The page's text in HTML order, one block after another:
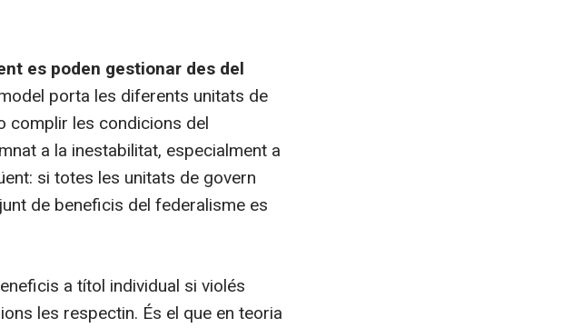
es poden gestionar des del
porta les diferents unitats de
complir les condicions del
a la inestabilitat, especialment a
si totes les unitats de govern
de beneficis del federalisme es
a títol individual si violés
les respectin. És el que en teoria